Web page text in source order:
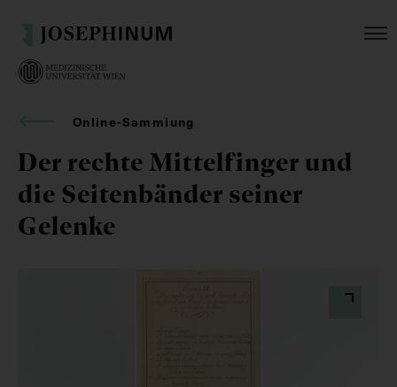
Online-Sammlung
Der rechte Mittelfinger und
die Seitenbänder seiner
Gelenke